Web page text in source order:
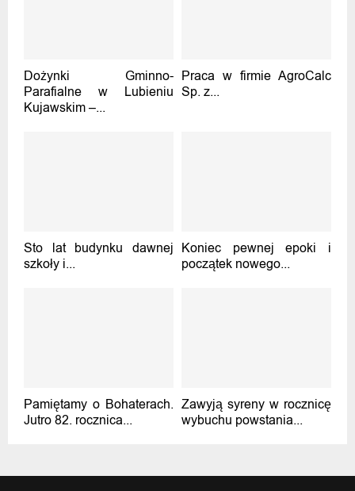
Dożynki Gminno-
Parafialne w Lubieniu
Kujawskim –...
Praca w firmie AgroCalc
Sp. z...
Sto lat budynku dawnej
szkoły i...
Koniec pewnej epoki i
początek nowego...
Pamiętamy o Bohaterach.
Jutro 82. rocznica...
Zawyją syreny w rocznicę
wybuchu powstania...